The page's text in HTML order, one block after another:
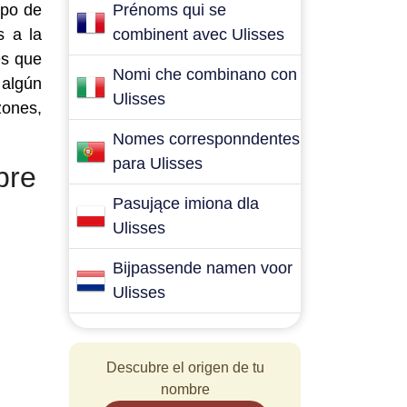
de
a la
que
Prénoms qui se
combinent avec Ulisses
Nomi che combinano con
Ulisses
Nomes corresponndentes
para Ulisses
Pasujące imiona dla
Ulisses
Bijpassende namen voor
Ulisses
Descubre el origen de tu
nombre